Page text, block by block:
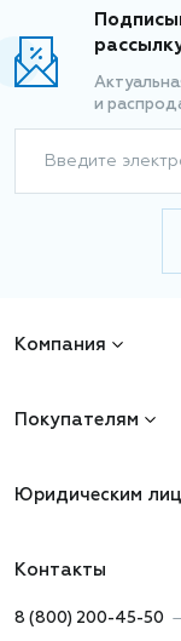
и
Введите
Компания
Покупателям
Юридическим
Контакты
8 (800) 200-45-50